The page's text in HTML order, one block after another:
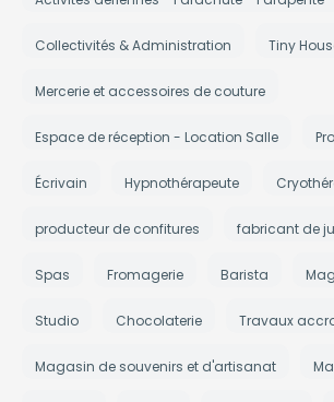
Collectivités & Administration Tiny
Mercerie et accessoires de couture
Espace de réception - Location Salle
Écrivain Hypnothérapeute
producteur de confitures fabricant de
Spas Fromagerie Barista
Studio Chocolaterie Travaux
Magasin de souvenirs et d'artisanat